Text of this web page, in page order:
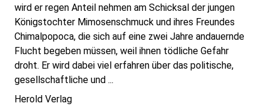
wird er regen Anteil nehmen am Schicksal der jungen
Königstochter Mimosenschmuck und ihres Freundes
Chimalpopoca, die sich auf eine zwei Jahre andauernde
Flucht begeben müssen, weil ihnen tödliche Gefahr
droht. Er wird dabei viel erfahren über das politische,
gesellschaftliche und ...
Herold Verlag